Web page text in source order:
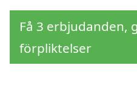
Få 3 erbjudanden,
förpliktelser